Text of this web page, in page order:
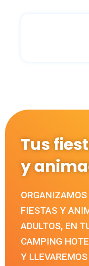
Tus
y
FIESTAS Y
ADULTOS, EN
CAMPING
Y